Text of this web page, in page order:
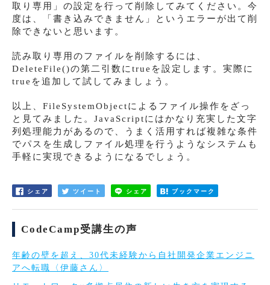
取り専用」の設定を行って削除してみてください。今
度は、「書き込みできません」というエラーが出て削
除できないと思います。
読み取り専用のファイルを削除するには、
DeleteFile()の第二引数にtrueを設定します。実際に
trueを追加して試してみましょう。
以上、FileSystemObjectによるファイル操作をざっ
と見てみました。JavaScriptにはかなり充実した文字
列処理能力があるので、うまく活用すれば複雑な条件
でパスを生成しファイル処理を行うようなシステムも
手軽に実現できるようになるでしょう。
シェア ツイート シェア ブックマーク
CodeCamp受講生の声
年齢の壁を超え、30代未経験から自社開発企業エンジニ
アへ転職〈伊藤さん〉